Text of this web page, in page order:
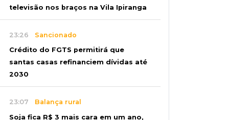
televisão nos braços na Vila Ipiranga
23:26 Sancionado
Crédito do FGTS permitirá que
santas casas refinanciem dívidas até
2030
23:07 Balança rural
Soja fica R$ 3 mais cara em um ano,